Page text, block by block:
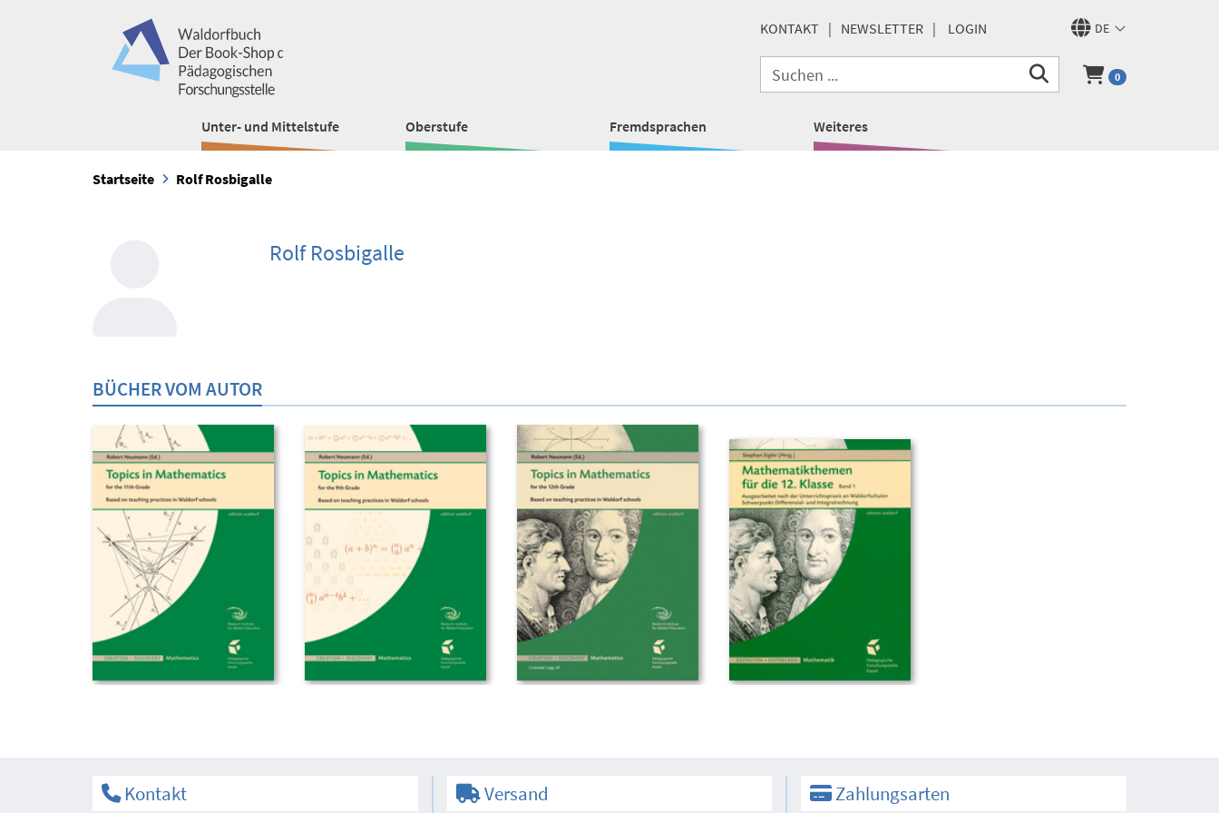
DE
KONTAKT NEWSLETTER LOGIN
0
Unter- und Mittelstufe Oberstufe Fremdsprachen Weiteres
Startseite Rolf Rosbigalle
Rolf Rosbigalle
BÜCHER VOM AUTOR
Kontakt Versand Zahlungsarten